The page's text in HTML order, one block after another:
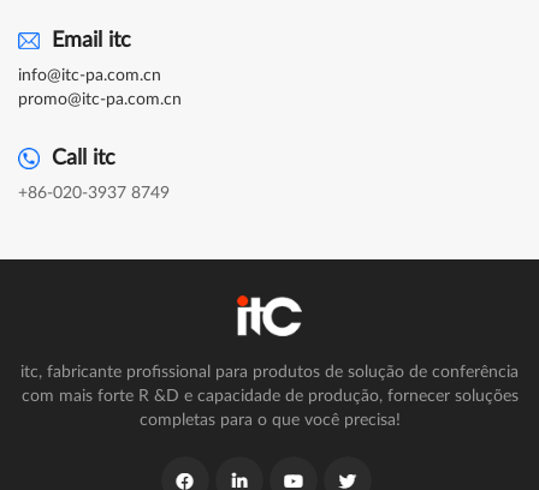
Email itc
info@itc-pa.com.cn
promo@itc-pa.com.cn
Call itc
+86-020-3937 8749
itc, fabricante profissional para produtos de solução de conferência
com mais forte R &D e capacidade de produção, fornecer soluções
completas para o que você precisa!